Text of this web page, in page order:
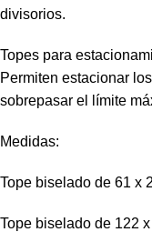
divisorios.
Topes para
Permiten estacionar
sobrepasar el límite
Medidas:
Tope biselado de 61 x
Tope biselado de 122